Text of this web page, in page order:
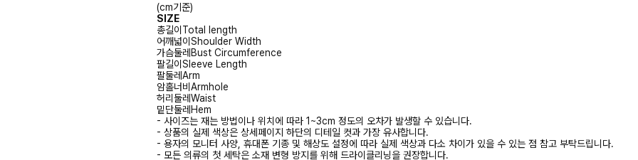
(cm기준)
SIZE
총길이 Total length
어깨넓이 Shoulder Width
가슴둘레 Bust Circumference
팔길이 Sleeve Length
팔둘레Arm
암홀너비 Armhole
허리둘레Waist
밑단둘레 Hem
- 사이즈는 재는 방법이나 위치에 따라 1~3cm 정도의 오차가 발생할 수 있습니다.
- 상품의 실제 색상은 상세페이지 하단의 디테일 컷과 가장 유사합니다.
- 용자의 모니터 사양, 휴대폰 기종 및 해상도 설정에 따라 실제 색상과 다소 차이가 있을 수 있는 점 참고 부탁드립니다.
- 모든 의류의 첫 세탁은 소재 변형 방지를 위해 드라이클리닝을 권장합니다.